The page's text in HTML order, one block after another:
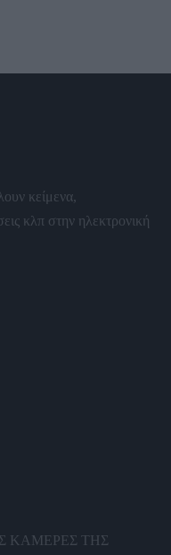
κείμενα,
κλπ στην ηλεκτρονική
ΚΑΜΕΡΕΣ ΤΗΣ